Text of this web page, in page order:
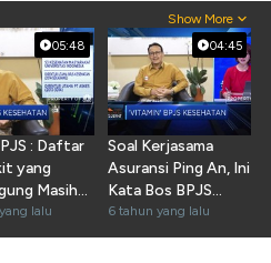
Show More
05:48
: Daftar
yang
Masih
lalu
04:45
Soal Kerjasama
Asuransi Ping An, Ini
Kata Bos BPJS
Kesehatan
6 tahun yang lalu